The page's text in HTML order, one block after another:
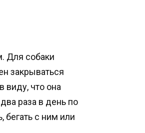
Для собаки
закрываться
виду, что она
раза в день по
бегать с ним или